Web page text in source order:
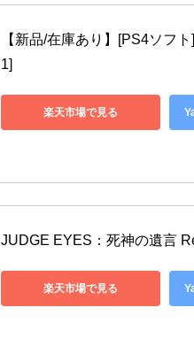
【新品/在庫あり】[PS4ソフ
1]
楽天市場で見る
JUDGE EYES：死神の遺言
楽天市場で見る